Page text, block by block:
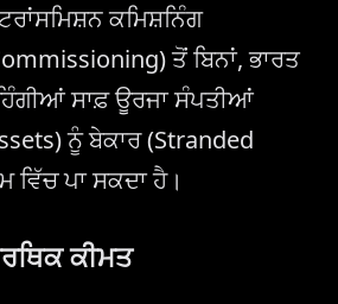
ਕਮਿਸ਼ਨਿੰਗ
ਤੋਂ ਬਿਨਾਂ, ਭਾਰਤ
ਸਾਫ਼ ਊਰਜਾ ਸੰਪਤੀਆਂ
ਨੂੰ ਬੇਕਾਰ (Stranded
ਵਿੱਚ ਪਾ ਸਕਦਾ ਹੈ।
ਕੀਮਤ